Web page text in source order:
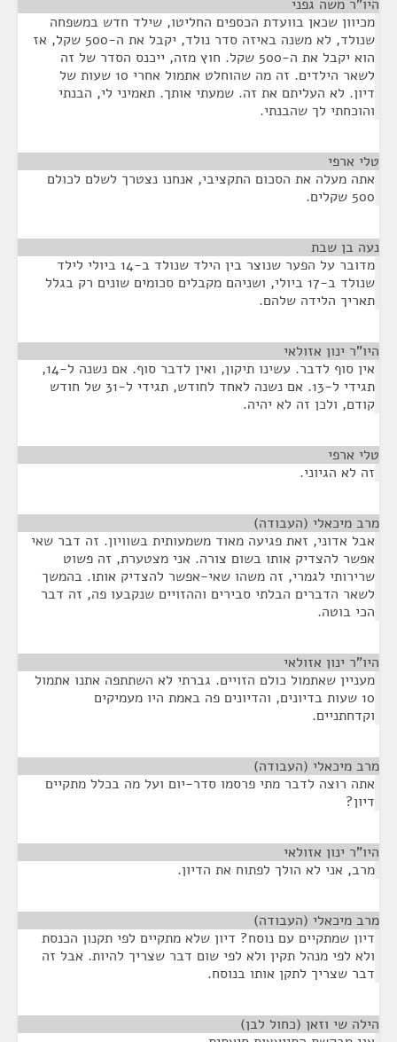
היו"ר משה גפני
מכיוון שכאן בוועדת הכספים החליטו, שילד חדש במשפחה
שנולד, לא משנה באיזה סדר נולד, יקבל את ה-500 שקל, אז
הוא יקבל את ה-500 שקל. חוץ מזה, ייכנס הסדר של זה
לשאר הילדים. זה מה שהוחלט אתמול אחרי 10 שעות של
דיון. לא העליתם את זה. שמעתי אותך. תאמיני לי, הבנתי
והוכחתי לך שהבנתי.
טלי ארפי
אתה מעלה את הסכום התקציבי, אנחנו נצטרך לשלם לכולם
500 שקלים.
נעה בן שבת
מדובר על הפער שנוצר בין הילד שנולד ב-14 ביולי לילד
שנולד ב-17 ביולי, ושניהם מקבלים סכומים שונים רק בגלל
תאריך הלידה שלהם.
היו"ר ינון אזולאי
אין סוף לדבר. עשינו תיקון, ואין לדבר סוף. אם נשנה ל-14,
תגידי ל-13. אם נשנה לאחד לחודש, תגידי ל-31 של חודש
קודם, ולכן זה לא יהיה.
טלי ארפי
זה לא הגיוני.
מרב מיכאלי (העבודה)
אבל אדוני, זאת פגיעה מאוד משמעותית בשוויון. זה דבר שאי
אפשר להצדיק אותו בשום צורה. אני מצטערת, זה פשוט
שרירותי לגמרי, זה משהו שאי-אפשר להצדיק אותו. בהמשך
לשאר הדברים הבלתי סבירים וההזויים שנקבעו פה, זה דבר
הכי בוטה.
היו"ר ינון אזולאי
מעניין שאתמול כולם הזויים. גברתי לא השתתפה אתנו אתמול
10 שעות בדיונים, והדיונים פה באמת היו מעמיקים
וקדחתניים.
מרב מיכאלי (העבודה)
אתה רוצה לדבר מתי פרסמו סדר-יום ועל מה בכלל מתקיים
דיון?
היו"ר ינון אזולאי
מרב, אני לא הולך לפתוח את הדיון.
מרב מיכאלי (העבודה)
דיון שמתקיים עם נוסח? דיון שלא מתקיים לפי תקנון הכנסת
ולא לפי מנהל תקין ולא לפי שום דבר שצריך להיות. אבל זה
דבר שצריך לתקן אותו בנוסח.
הילה שי וזאן (כחול לבן)